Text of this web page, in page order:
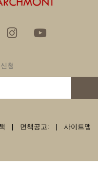
청
면책공고: 사이트맵